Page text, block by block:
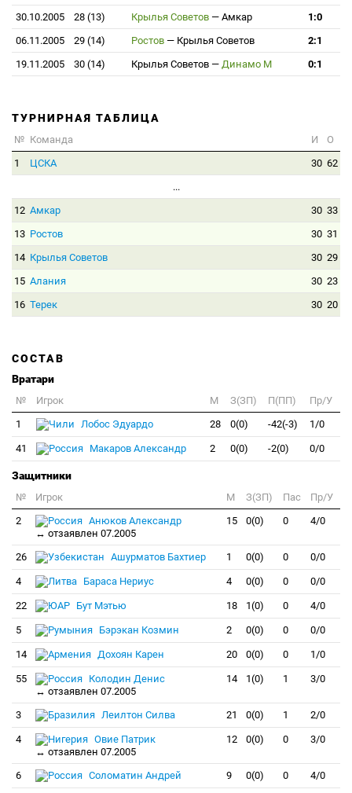
30.10.2005
28 (13) Крылья Советов — Амкар
1:0
06.11.2005
29 (14) Ростов — Крылья Советов
2:1
19.11.2005
30 (14) Крылья Советов — Динамо М 0:1
ТУРНИРНАЯ ТАБЛИЦА
№ Команда И
О
1
ЦСКА 30 62
...
12 Амкар 30 33
13 Ростов 30 31
14 Крылья Советов 30 29
15 Алания 30 23
16 Терек 30 20
СОСТАВ
Вратари
№ Игрок M З(ЗП) П(ПП)
Пр/У
1
Лобос Эдуардо 28 0(0) -42(-3) 1/0
41 Макаров Александр 2 0(0) -2(0) 0/0
Защитники
№ Игрок M З(ЗП) Пас
Пр/У
2
Анюков Александр
↔ отзаявлен 07.2005
15 0(0) 0 4/0
26 Ашурматов Бахтиер 1 0(0) 0 0/0
4 Бараса Нериус 4 0(0) 0 0/0
22 Бут Мэтью 18 1(0) 0 4/0
5 Бэрэкан Козмин 2 0(0) 0 0/0
14 Дохоян Карен 20 0(0) 0 1/0
55
Колодин Денис
↔ отзаявлен 07.2005
14 1(0) 1 3/0
3 Леилтон Силва 21 0(0) 1 2/0
4
Овие Патрик
↔ отзаявлен 07.2005
12 0(0) 0 3/0
6 Соломатин Андрей 9 0(0) 0 4/0